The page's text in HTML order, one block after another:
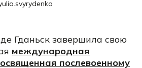
Гданьск завершила свою
международная
послевоенному